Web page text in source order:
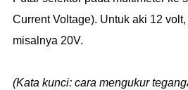
Current Voltage). Untuk aki 12
misalnya 20V.
(Kata kunci: cara mengukur